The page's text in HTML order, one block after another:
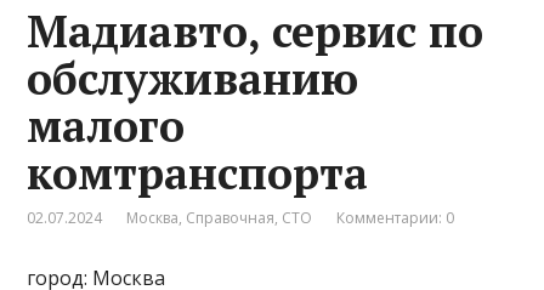
Мадиавто, сервис по
обслуживанию
малого
комтранспорта
02.07.2024 Москва, Справочная, СТО Комментарии: 0
город: Москва